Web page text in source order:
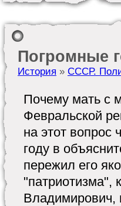
Погромные
История » СССР.
Почему мать с
Февральской
на этот вопрос
году в
пережил его
"патриотизма",
Владимирович,